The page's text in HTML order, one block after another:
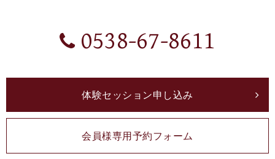
0538-67-8611
体験セッション申し込み
会員様専用予約フォーム